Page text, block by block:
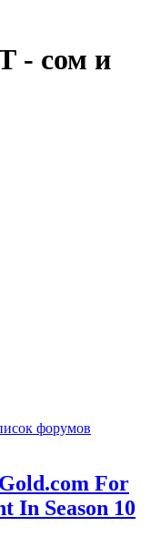
сом и
форумов
For
In Season 10